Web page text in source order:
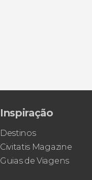
Inspiração
Destinos
Civitatis Magazine
Guias de Viagens